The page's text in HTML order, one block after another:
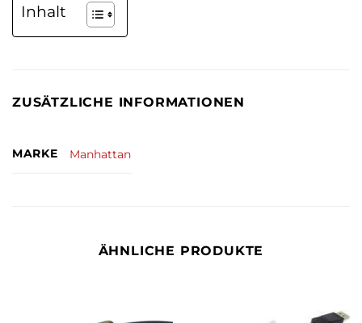
Inhalt
ZUSÄTZLICHE INFORMATIONEN
MARKE Manhattan
ÄHNLICHE PRODUKTE